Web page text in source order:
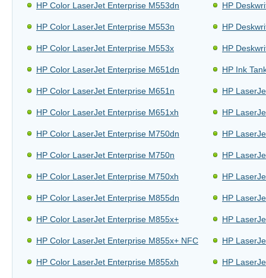
HP Color LaserJet Enterprise M553dn
HP Color LaserJet Enterprise M553n
HP Color LaserJet Enterprise M553x
HP Color LaserJet Enterprise M651dn
HP Color LaserJet Enterprise M651n
HP Color LaserJet Enterprise M651xh
HP Color LaserJet Enterprise M750dn
HP Color LaserJet Enterprise M750n
HP Color LaserJet Enterprise M750xh
HP Color LaserJet Enterprise M855dn
HP Color LaserJet Enterprise M855x+
HP Color LaserJet Enterprise M855x+ NFC
HP Color LaserJet Enterprise M855xh
HP
HP
HP
HP Ink
HP
HP
HP
HP
HP
HP
HP
HP
HP